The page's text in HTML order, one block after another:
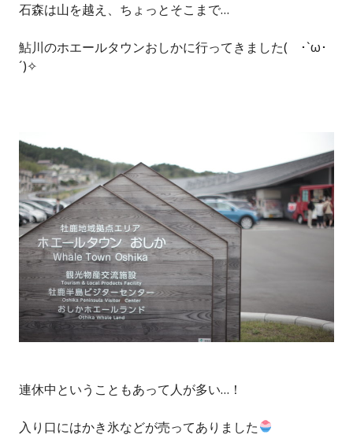
石森は山を越え、ちょっとそこまで…
鮎川のホエールタウンおしかに行ってきました( ･`ω･
´)✧
連休中ということもあって人が多い…！
入り口にはかき氷などが売ってありました